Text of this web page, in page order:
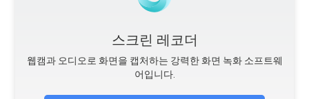
스크린 레코더
웹캠과 오디오로 화면을 캡처하는 강력한 화면 녹화 소프트웨
어입니다.